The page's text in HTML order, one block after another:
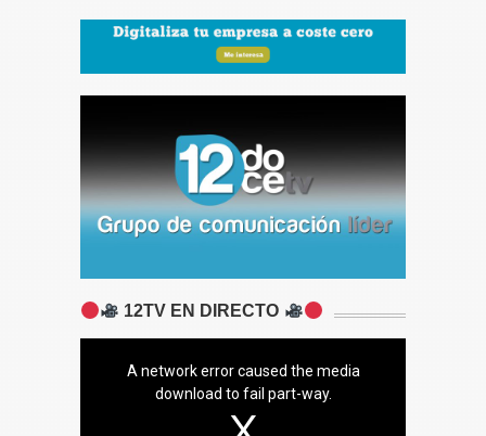
12TV EN DIRECTO
A network error caused the media
download to fail part-way.